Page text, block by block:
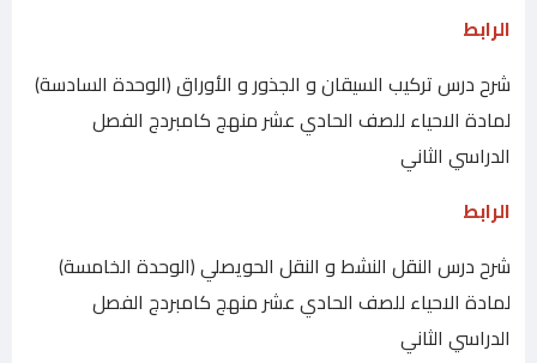
الرابط
شرح درس تركيب السيقان و الجذور و الأوراق (الوحدة السادسة)
لمادة الاحياء للصف الحادي عشر منهج كامبردج الفصل
الدراسي الثاني
الرابط
شرح درس النقل النشط و النقل الحويصلي (الوحدة الخامسة)
لمادة الاحياء للصف الحادي عشر منهج كامبردج الفصل
الدراسي الثاني